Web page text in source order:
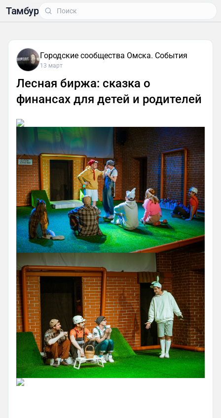
Тамбур
Городские сообщества Омска. События
13 март
Лесная биржа: сказка о
финансах для детей и родителей